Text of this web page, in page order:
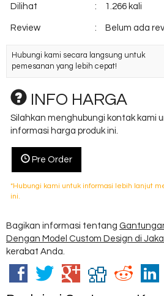
Dilihat : 1.266 kali
Review : Belum ada
Hubungi kami secara langsung untuk
pemesanan yang lebih cepat!
INFO HARGA
Silahkan menghubungi kontak kami
informasi harga produk ini.
Pre Order
*Hubungi kami untuk informasi lebih lanjut
ini.
Bagikan informasi tentang
Dengan Model Custom Design di
kerabat Anda.